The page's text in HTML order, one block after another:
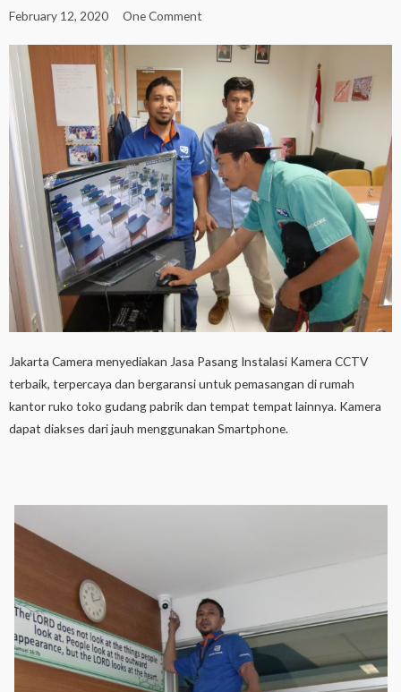
February 12, 2020 One Comment
Jakarta Camera menyediakan Jasa Pasang Instalasi Kamera CCTV
terbaik, terpercaya dan bergaransi untuk pemasangan di rumah
kantor ruko toko gudang pabrik dan tempat tempat lainnya. Kamera
dapat diakses dari jauh menggunakan Smartphone.